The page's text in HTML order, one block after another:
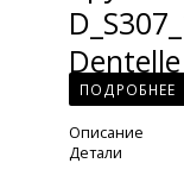
Dentelle
ПОДРОБНЕЕ
Описание
Детали